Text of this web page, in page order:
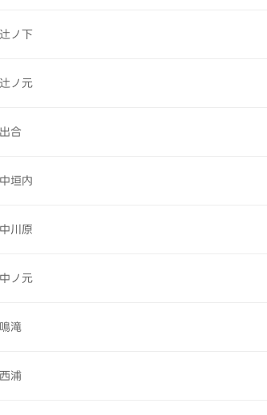
辻ノ下
辻ノ元
出合
中垣内
中川原
中ノ元
鳴滝
西浦